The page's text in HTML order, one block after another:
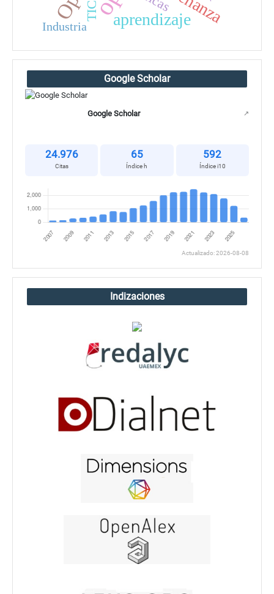
aprendizaje
TIC
Industria
Google Scholar
Google Scholar ↗
24.976
Citas
65
Índice h
592
Índice i10
Actualizado: 2026-08-08
Indizaciones